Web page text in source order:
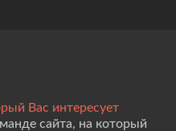
Вас интересует
сайта, на который